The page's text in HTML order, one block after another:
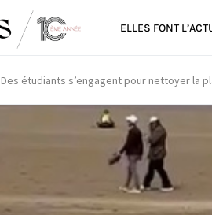
ELLES FONT
Des étudiants s’engagent pour nettoyer la